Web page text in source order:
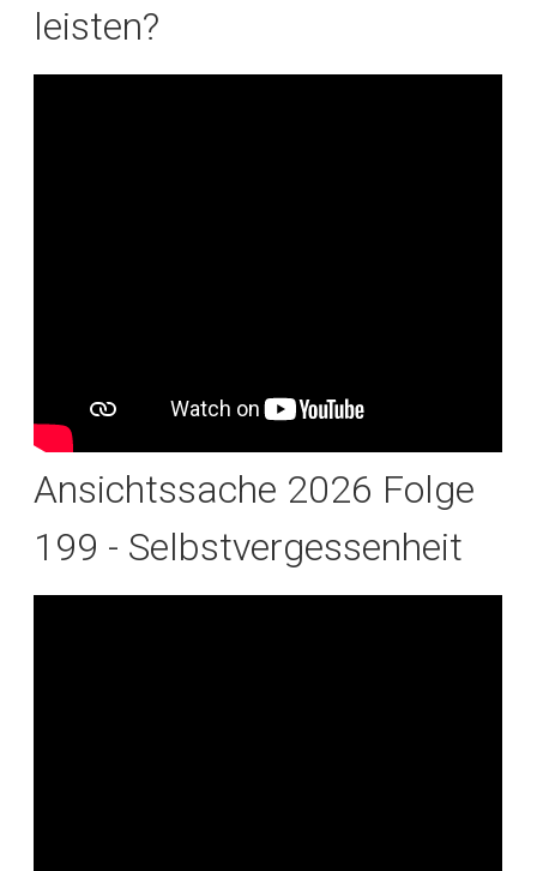
leisten?
Ansichtssache 2026 Folge
199 - Selbstvergessenheit